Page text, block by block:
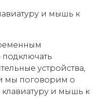
устройства,
мы поговорим о
клавиатуру и мышь к